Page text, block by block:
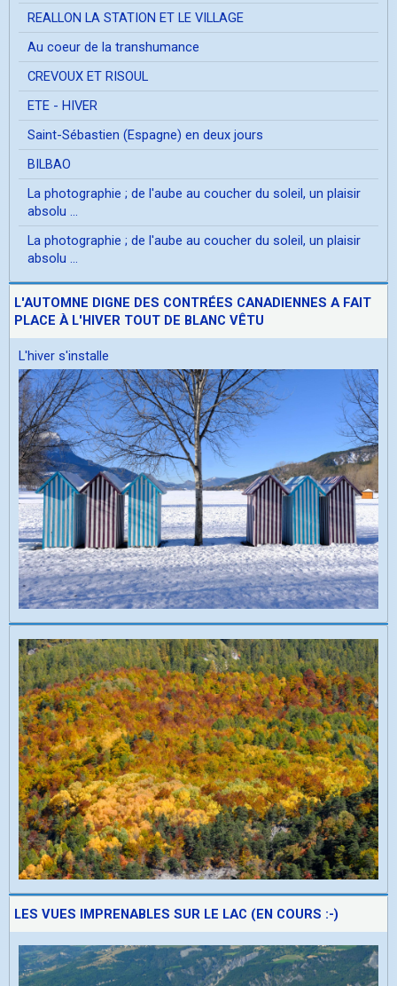
REALLON LA STATION ET LE VILLAGE
Au coeur de la transhumance
CREVOUX ET RISOUL
ETE - HIVER
Saint-Sébastien (Espagne) en deux jours
BILBAO
La photographie ; de l'aube au coucher du soleil, un plaisir
absolu ...
La photographie ; de l'aube au coucher du soleil, un plaisir
absolu ...
L'AUTOMNE DIGNE DES CONTRÉES CANADIENNES A FAIT
PLACE À L'HIVER TOUT DE BLANC VÊTU
L'hiver s'installe
LES VUES IMPRENABLES SUR LE LAC (EN COURS :-)